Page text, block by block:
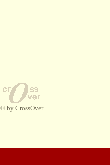
© by CrossOver